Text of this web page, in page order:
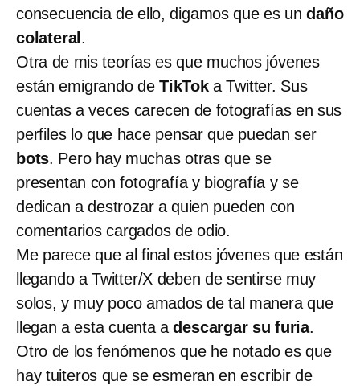
consecuencia de ello, digamos que es undaño
colateral .
Otra de mis teorías es que muchos jóvenes
están emigrando deTikToka Twitter. Sus
cuentas a veces carecen de fotografías en sus
perfiles lo que hace pensar que puedan ser
bots. Pero hay muchas otras que se
presentan con fotografía y biografía y se
dedican a destrozar a quien pueden con
comentarios cargados de odio.
Me parece que al final estos jóvenes que están
llegando a Twitter/X deben de sentirse muy
solos, y muy poco amados de tal manera que
llegan a esta cuenta adescargar su furia.
Otro de los fenómenos que he notado es que
hay tuiteros que se esmeran en escribir de